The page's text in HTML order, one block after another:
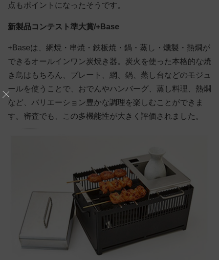
点もポイントになったそうです。
新製品コンテスト準大賞/+Base
+Baseは、網焼・串焼・鉄板焼・鍋・蒸し・燻製・熱燗が
できるオールインワン炭焼き器。炭火を使った本格的な焼
き鳥はもちろん、プレート、網、鍋、蒸し台などのモジュ
ールを使うことで、おでんやハンバーグ、蒸し料理、熱燗
など、バリエーション豊かな調理を楽しむことができま
す。審査でも、この多機能性が大きく評価されました。